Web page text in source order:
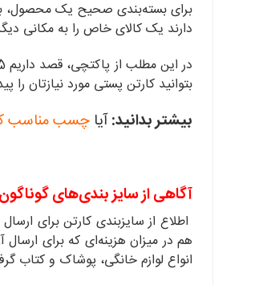
برای بسته‌بندی صحیح یک محصول،
دارند یک کالای خاص را به مکانی دیگر
در این مطلب از پاکتچی، قصد داریم 5 سایز پرکاربرد
بتوانید کارتن پستی مورد نیازتان را
بیشتر بدانید:آیاچسب مناسب
آگاهی از سایز بندی‌های
اطلاع از سایز‌بندی کارتن برای
هم در میزان هزینه‌ای که برای
انواع لوازم خانگی، پوشاک و کتاب